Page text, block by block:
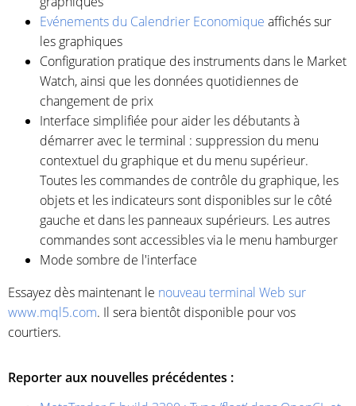
Evénements du Calendrier Economique affichés sur
les graphiques
Configuration pratique des instruments dans le Market
Watch, ainsi que les données quotidiennes de
changement de prix
Interface simplifiée pour aider les débutants à
démarrer avec le terminal : suppression du menu
contextuel du graphique et du menu supérieur.
Toutes les commandes de contrôle du graphique, les
objets et les indicateurs sont disponibles sur le côté
gauche et dans les panneaux supérieurs. Les autres
commandes sont accessibles via le menu hamburger
Mode sombre de l'interface
Essayez dès maintenant le nouveau terminal Web sur
www.mql5.com. Il sera bientôt disponible pour vos
courtiers.
Reporter aux nouvelles précédentes :